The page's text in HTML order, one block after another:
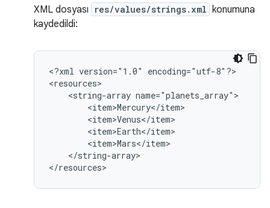
XML dosyası
res/values/strings.xml konumuna
kaydedildi:
<?xml version="1.0"
encoding="utf-8"?>
<string-array
</string-array>
</resources>